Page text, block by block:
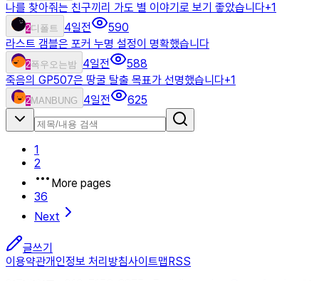
나를 찾아줘는 친구끼리 가도 별 이야기로 보기 좋았습니다+1
2디폴트 4일전
590
라스트 갬블은 포커 누명 설정이 명확했습니다
2폭우오는밤 4일전
588
죽음의 GP507은 땅굴 탈출 목표가 선명했습니다+1
2MANBUNG 4일전 625
1
2
More pages
36
Next
글쓰기
이용약관개인정보 처리방침사이트맵 RSS